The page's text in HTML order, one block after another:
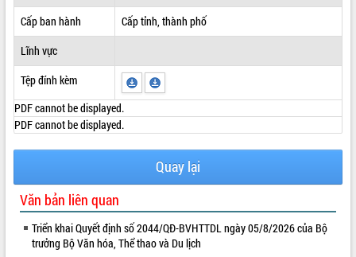
Cấp ban hành
Cấp tỉnh, thành phố
Lĩnh vực
Tệp đính kèm
PDF cannot be displayed.
PDF cannot be displayed.
Quay lại
Văn bản liên quan
Triển khai Quyết định số 2044/QĐ-BVHTTDL ngày 05/8/2026 của Bộ
trưởng Bộ Văn hóa, Thể thao và Du lịch